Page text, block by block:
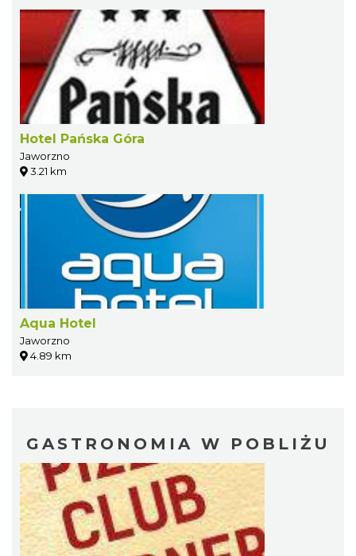
Hotel Pańska Góra
Jaworzno
3.21 km
Aqua Hotel
Jaworzno
4.89 km
GASTRONOMIA W POBLIŻU